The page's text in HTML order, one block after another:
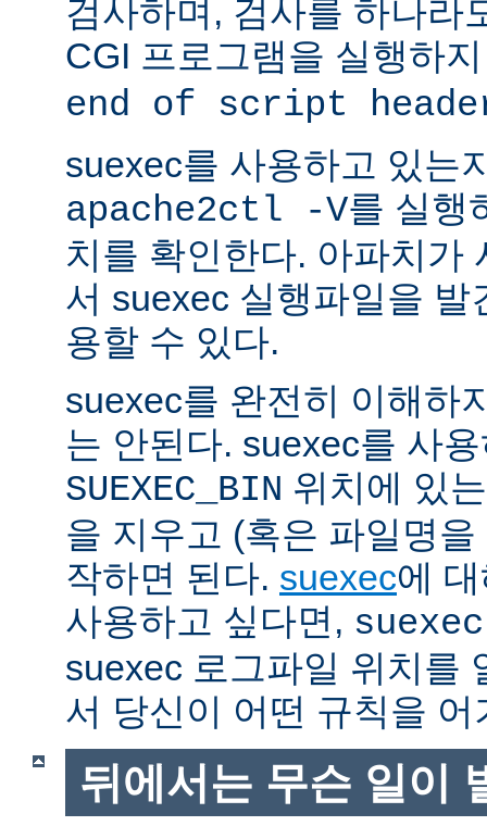
검사하며, 검사를 하나라
CGI 프로그램을 실행하
end of script
suexec를 사용하고 있는
apache2ctl -V를 실행
치를 확인한다. 아파치가
서 suexec 실행파일을 발
용할 수 있다.
suexec를 완전히 이해하
는 안된다. suexec를 사
SUEXEC_BIN 위치에 있
을 지우고 (혹은 파일명
작하면 된다. suexec에
사용하고 싶다면,
suexec 로그파일 위치를
서 당신이 어떤 규칙을
뒤에서는 무슨 일이